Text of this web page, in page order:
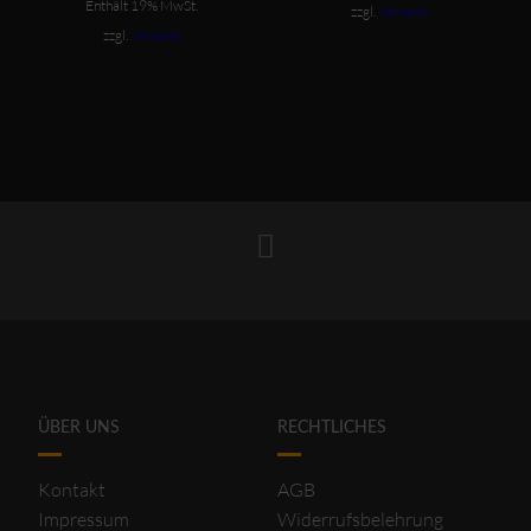
ist:
Enthält 19% MwSt.
zzgl. Versand
zzgl.Versand
ÜBER UNS
Kontakt
Impressum
RECHTLICHES
AGB
Widerrufsbelehrung